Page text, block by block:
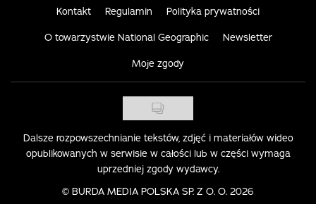
Kontakt Regulamin Polityka prywatności
O towarzystwie National Geographic Newsletter
Moje zgody
Dalsze rozpowszechnianie tekstów, zdjęć i materiałów wideo
opublikowanych w serwisie w całości lub w części wymaga
uprzedniej zgody wydawcy.
© BURDA MEDIA POLSKA SP. Z O. O. 2026